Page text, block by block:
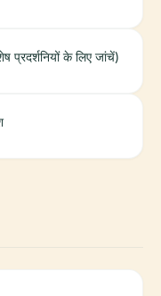
प्रदर्शनियों के लिए जांचें)